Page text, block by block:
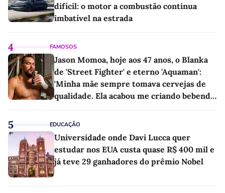
difícil: o motor a combustão continua
imbatível na estrada
4 FAMOSOS
Jason Momoa, hoje aos 47 anos, o Blanka
de 'Street Fighter' e eterno 'Aquaman':
'Minha mãe sempre tomava cervejas de
qualidade. Ela acabou me criando bebendo
5 EDUCAÇÃO
Universidade onde Davi Lucca quer
estudar nos EUA custa quase R$ 400 mil e
já teve 29 ganhadores do prêmio Nobel